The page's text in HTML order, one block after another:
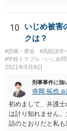
10
いじめ被害
クは？
#恐喝・脅迫 #高額請求
#学校トラブル・いじめ問
2021年9月8日
刑事事件に強
寺岡 拓也 弁
初めまして、弁護
は計り知れません
話のとおりだと私